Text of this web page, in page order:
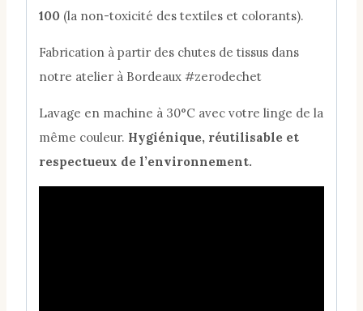
100 (la non-toxicité des textiles et colorants).​
Fabrication à partir des chutes de tissus dans
notre atelier à Bordeaux #zerodechet
Lavage en machine à 30°C avec votre linge de la
même couleur. Hygiénique, réutilisable et
respectueux de l’environnement.